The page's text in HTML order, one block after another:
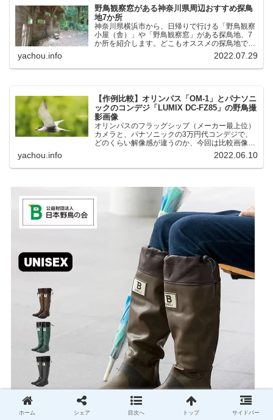
野鳥観察窓がある神奈川県周辺おすすめ探鳥
地7か所
神奈川県横浜市から、日帰りで行ける「野鳥観察
小屋（舎）」や「野鳥観察窓」がある探鳥地、7
か所を紹介します。どこもオススメの探鳥地で
す。実際に訪れてみると、野山にいる野鳥、海や
湖にいる野鳥それぞれ違う観察になりました。街
中にあり、電車で行ける...
yachou.info 2022.07.29
【作例比較】オリンパス「OM-1」とパナソニ
ックのコンデジ「LUMIX DC-FZ85」の野鳥撮
影画像
オリンパスのフラッグシップ（メーカー最上位）
カメラと、パナソニックの3万円代コンデジで、
どのくらい解像感が違うのか、今回は比較画像を
紹介します。私はコンデジを愛用しているのです
が、相棒がオリンパス「OM-1」を使い始めたと
ころ、同じ被写体で...
yachou.info 2022.06.10
ホーム シェア 目次へ トップ サイドバー